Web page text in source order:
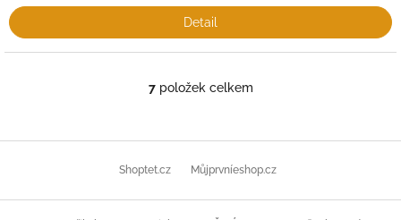
Detail
O
á
d
a
c
7položek celkem
Shoptet.cz Můjprvníeshop.cz